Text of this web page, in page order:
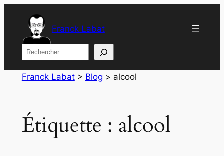
contenu
Franck Labat
Rechercher
Franck Labat> Blog > alcool
Étiquette : alcool